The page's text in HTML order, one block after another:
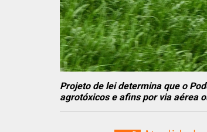
Projeto de lei determina que o
agrotóxicos e afins por via aérea